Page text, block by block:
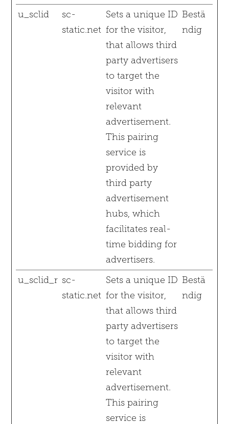
u_sclid
sc-
static.net
Sets a unique ID
for the visitor,
that allows third
party advertisers
to target the
visitor with
relevant
advertisement.
This pairing
service is
provided by
third party
advertisement
hubs, which
facilitates real-
time bidding for
advertisers.
Bestä
ndig
u_sclid_r sc-
static.net
Sets a unique ID
for the visitor,
that allows third
party advertisers
to target the
visitor with
relevant
advertisement.
This pairing
service is
Bestä
ndig